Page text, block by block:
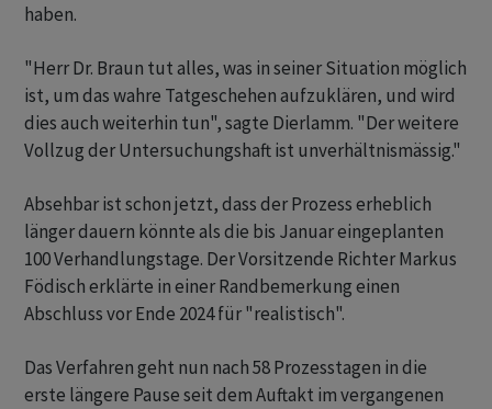
haben.
"Herr Dr. Braun tut alles, was in seiner Situation möglich
ist, um das wahre Tatgeschehen aufzuklären, und wird
dies auch weiterhin tun", sagte Dierlamm. "Der weitere
Vollzug der Untersuchungshaft ist unverhältnismässig."
Absehbar ist schon jetzt, dass der Prozess erheblich
länger dauern könnte als die bis Januar eingeplanten
100 Verhandlungstage. Der Vorsitzende Richter Markus
Födisch erklärte in einer Randbemerkung einen
Abschluss vor Ende 2024 für "realistisch".
Das Verfahren geht nun nach 58 Prozesstagen in die
erste längere Pause seit dem Auftakt im vergangenen